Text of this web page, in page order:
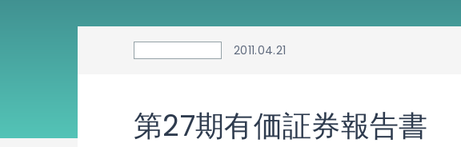
2011.04.21
第27期有価証券報告書